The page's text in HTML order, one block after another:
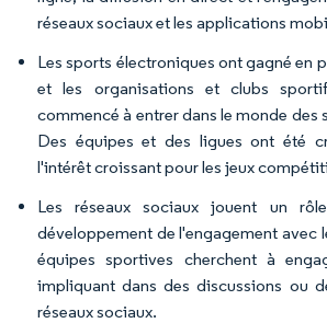
réseaux sociaux et les applications
Les sports électroniques ont gagné en
et les organisations et clubs
commencé à entrer dans le monde des
Des équipes et des ligues ont été
l'intérêt croissant pour les jeux
Les réseaux sociaux jouent un
développement de l'engagement avec
équipes sportives cherchent à
impliquant dans des discussions ou
réseaux sociaux.